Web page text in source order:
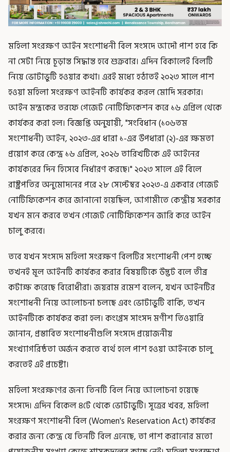
মহিলা সংরক্ষণ আইন সংশোধনী বিল সংসদে আদৌ পাশ হবে কি
না সেটা নিয়ে চূড়ান্ত সিদ্ধান্ত হবে শুক্রবার। এদিন বিকালেই বিলটি
নিয়ে ভোটাভুটি হওয়ার কথা। এরই মধ্যে হঠাতই ২০২৩ সালে পাশ
হওয়া মহিলা সংরক্ষণ আইনটি কার্যকর করল মোদি সরকার।
আইন মন্ত্রকের তরফে গেজেট নোটিফিকেশন করে ১৬ এপ্রিল থেকে
কার্যকর করা হল। বিজ্ঞপ্তি অনুযায়ী, "সংবিধান (১০৬তম
সংশোধনী) আইন, ২০২৩-এর ধারা ১-এর উপধারা (২)-এর ক্ষমতা
প্রয়োগ করে কেন্দ্র ১৬ এপ্রিল, ২০২৬ তারিখটিকে এই আইনের
কার্যকরের দিন হিসেবে নির্ধারণ করছে।" ২০২৩ সালে এই বিলে
রাষ্ট্রপতির অনুমোদনের পরে ২৮ সেপ্টেম্বর ২০২৩-এ একবার গেজেট
নোটিফিকেশন করে জানানো হয়েছিল, আগামীতে কেন্দ্রীয় সরকার
যখন মনে করবে তখন গেজেট নোটিফিকেশন জারি করে আইন
চালু করবে।
তবে যখন সংসদে মহিলা সংরক্ষণ বিলটির সংশোধনী পেশ হচ্ছে
তখনই মূল আইনটি কার্যকর করার বিষয়টিকে উদ্ভট বলে তীব্র
কটাক্ষ করেছে বিরোধীরা। জয়রাম রমেশ বলেন, যখন আইনটির
সংশোধনী নিয়ে আলোচনা চলছে এবং ভোটাভুটি বাকি, তখন
আইনটিকে কার্যকর করা হল। কংগ্রেস সাংসদ মণীশ তিওয়ারি
জানান, প্রস্তাবিত সংশোধনীগুলি সংসদে প্রয়োজনীয়
সংখ্যাগরিষ্ঠতা অর্জন করতে ব্যর্থ হলে পাশ হওয়া আইনকে চালু
করতেই এই প্রচেষ্টা।
মহিলা সংরক্ষণের জন্য তিনটি বিল নিয়ে আলোচনা হয়েছে
সংসদে। এদিন বিকেল ৪টে থেকে ভোটাভুটি। সূত্রের খবর, মহিলা
সংরক্ষণ সংশোধনী বিল (Women's Reservation Act) কার্যকর
করার জন্য কেন্দ্র যে তিনটি বিল এনেছে, তা পাশ করানোর মতো